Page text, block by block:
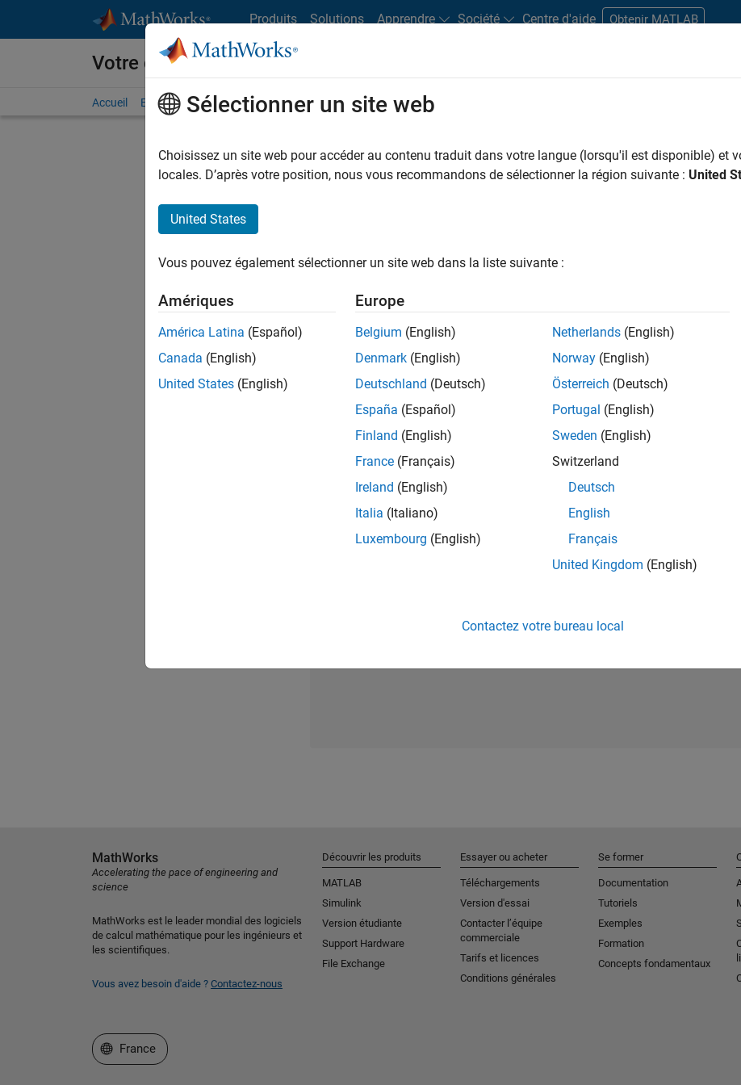
Produits Solutions Apprendre Société Centre d'aide Obtenir MATLAB
Votre carrière chez MathWorks
Accueil Explorer nos opportunités Adresses de nos bureaux Étudiants et carrières
FILTRER PAR Ingénierie de la qualité Ingénierie des versions Rédaction
Les descriptions de poste n’ont pas toutes été traduites. Effectuez une
opportunités de votre région.
Senior Software Quality Engineer
Senior Software Quality Engineer
FR-Meudon| Ingénierie de la qualité | Expérimenté(e)
Leverage your C/C++ development skills to design and develop
automated test suites, Hands-on testing for Polyspace.
1
Recevez
Sélectionner un site web
Choisissez un site web pour accéder au contenu traduit dans votre langue (lorsqu'il est disponible) et
locales. D’après votre position, nous vous recommandons de sélectionner la région suivante : United
United States
Vous pouvez également sélectionner un site web dans la liste suivante :
Amériques
América Latina (Español)
Canada (English)
United States (English)
Europe
Belgium (English)
Denmark (English)
Deutschland (Deutsch)
España (Español)
Finland (English)
France (Français)
Ireland (English)
Italia (Italiano)
Luxembourg (English)
Netherlands (English)
Norway (English)
Österreich (Deutsch)
Portugal (English)
Sweden (English)
Switzerland
Deutsch
English
Français
United Kingdom (English)
Contactez votre bureau local
MathWorks
Accelerating the pace of engineering and
science
MathWorks est le leader mondial des logiciels
de calcul mathématique pour les ingénieurs et
les scientifiques.
Vous avez besoin d'aide ? Contactez-nous
Découvrir les produits
MATLAB
Simulink
Version étudiante
Support Hardware
File Exchange
Essayer ou acheter
Téléchargements
Version d'essai
Contacter l’équipe
commerciale
Tarifs et licences
Conditions générales
Se former
Documentation
Tutoriels
Exemples
Formation
Concepts fondamentaux
Sélectionner un site web
France